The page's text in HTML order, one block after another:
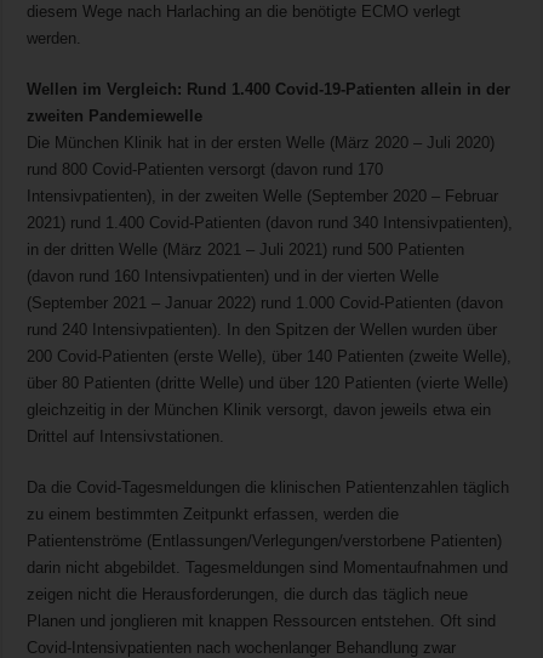
diesem Wege nach Harlaching an die benötigte ECMO verlegt
werden.
Wellen im Vergleich: Rund 1.400 Covid-19-Patienten allein in der
zweiten Pandemiewelle
Die München Klinik hat in der ersten Welle (März 2020 – Juli 2020)
rund 800 Covid-Patienten versorgt (davon rund 170
Intensivpatienten), in der zweiten Welle (September 2020 – Februar
2021) rund 1.400 Covid-Patienten (davon rund 340 Intensivpatienten),
in der dritten Welle (März 2021 – Juli 2021) rund 500 Patienten
(davon rund 160 Intensivpatienten) und in der vierten Welle
(September 2021 – Januar 2022) rund 1.000 Covid-Patienten (davon
rund 240 Intensivpatienten). In den Spitzen der Wellen wurden über
200 Covid-Patienten (erste Welle), über 140 Patienten (zweite Welle),
über 80 Patienten (dritte Welle) und über 120 Patienten (vierte Welle)
gleichzeitig in der München Klinik versorgt, davon jeweils etwa ein
Drittel auf Intensivstationen.
Da die Covid-Tagesmeldungen die klinischen Patientenzahlen täglich
zu einem bestimmten Zeitpunkt erfassen, werden die
Patientenströme (Entlassungen/Verlegungen/verstorbene Patienten)
darin nicht abgebildet. Tagesmeldungen sind Momentaufnahmen und
zeigen nicht die Herausforderungen, die durch das täglich neue
Planen und jonglieren mit knappen Ressourcen entstehen. Oft sind
Covid-Intensivpatienten nach wochenlanger Behandlung zwar